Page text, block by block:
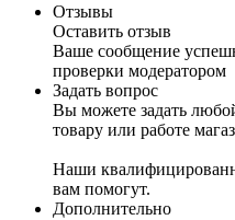
Отзывы
Оставить отзыв
Ваше сообщение
проверки модератором
Задать вопрос
Вы можете задать
товару или работе
Наши
вам помогут.
Дополнительно